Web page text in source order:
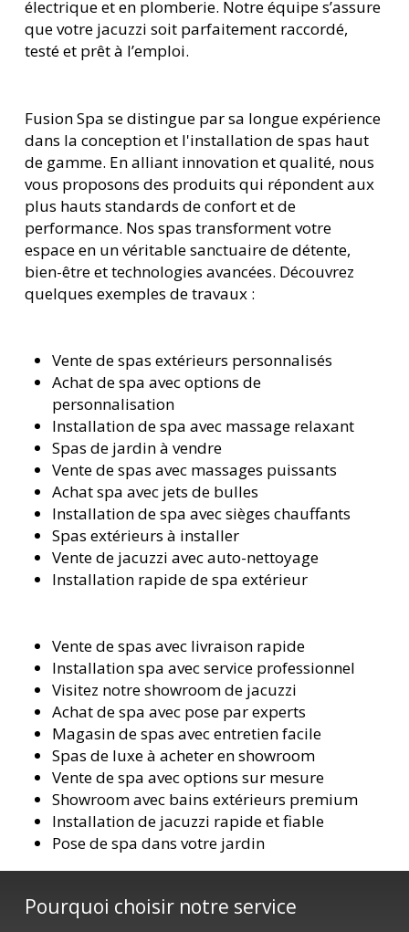
électrique et en plomberie. Notre équipe s’assure
que votre jacuzzi soit parfaitement raccordé,
testé et prêt à l’emploi.
Fusion Spa se distingue par sa longue expérience
dans la conception et l'installation de spas haut
de gamme. En alliant innovation et qualité, nous
vous proposons des produits qui répondent aux
plus hauts standards de confort et de
performance. Nos spas transforment votre
espace en un véritable sanctuaire de détente,
bien-être et technologies avancées. Découvrez
quelques exemples de travaux :
Vente de spas extérieurs personnalisés
Achat de spa avec options de
personnalisation
Installation de spa avec massage relaxant
Spas de jardin à vendre
Vente de spas avec massages puissants
Achat spa avec jets de bulles
Installation de spa avec sièges chauffants
Spas extérieurs à installer
Vente de jacuzzi avec auto-nettoyage
Installation rapide de spa extérieur
Vente de spas avec livraison rapide
Installation spa avec service professionnel
Visitez notre showroom de jacuzzi
Achat de spa avec pose par experts
Magasin de spas avec entretien facile
Spas de luxe à acheter en showroom
Vente de spa avec options sur mesure
Showroom avec bains extérieurs premium
Installation de jacuzzi rapide et fiable
Pose de spa dans votre jardin
Pourquoi choisir notre service